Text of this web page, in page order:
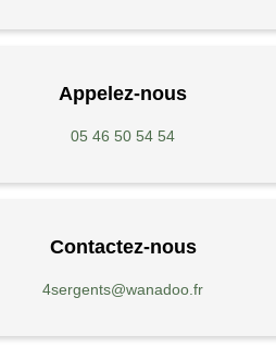
Appelez-nous
05 46 50 54 54
Contactez-nous
4sergents@wanadoo.fr